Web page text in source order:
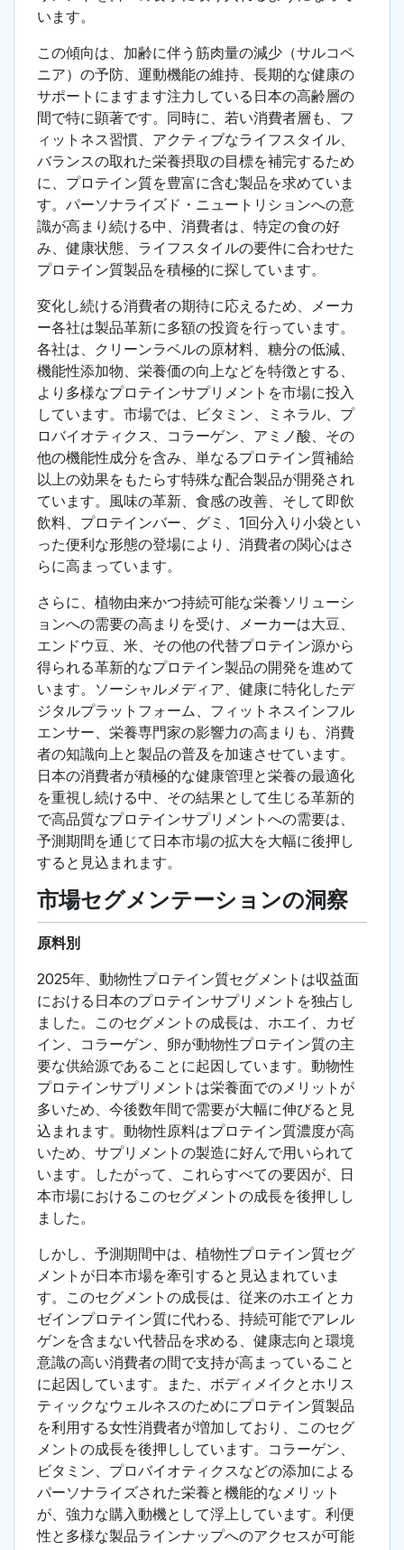
います。
この傾向は、加齢に伴う筋肉量の減少（サルコペ
ニア）の予防、運動機能の維持、長期的な健康の
サポートにますます注力している日本の高齢層の
間で特に顕著です。同時に、若い消費者層も、フ
ィットネス習慣、アクティブなライフスタイル、
バランスの取れた栄養摂取の目標を補完するため
に、プロテイン質を豊富に含む製品を求めていま
す。パーソナライズド・ニュートリションへの意
識が高まり続ける中、消費者は、特定の食の好
み、健康状態、ライフスタイルの要件に合わせた
プロテイン質製品を積極的に探しています。
変化し続ける消費者の期待に応えるため、メーカ
ー各社は製品革新に多額の投資を行っています。
各社は、クリーンラベルの原材料、糖分の低減、
機能性添加物、栄養価の向上などを特徴とする、
より多様なプロテインサプリメントを市場に投入
しています。市場では、ビタミン、ミネラル、プ
ロバイオティクス、コラーゲン、アミノ酸、その
他の機能性成分を含み、単なるプロテイン質補給
以上の効果をもたらす特殊な配合製品が開発され
ています。風味の革新、食感の改善、そして即飲
飲料、プロテインバー、グミ、1回分入り小袋とい
った便利な形態の登場により、消費者の関心はさ
らに高まっています。
さらに、植物由来かつ持続可能な栄養ソリューシ
ョンへの需要の高まりを受け、メーカーは大豆、
エンドウ豆、米、その他の代替プロテイン源から
得られる革新的なプロテイン製品の開発を進めて
います。ソーシャルメディア、健康に特化したデ
ジタルプラットフォーム、フィットネスインフル
エンサー、栄養専門家の影響力の高まりも、消費
者の知識向上と製品の普及を加速させています。
日本の消費者が積極的な健康管理と栄養の最適化
を重視し続ける中、その結果として生じる革新的
で高品質なプロテインサプリメントへの需要は、
予測期間を通じて日本市場の拡大を大幅に後押し
すると見込まれます。
市場セグメンテーションの洞察
原料別
2025年、動物性プロテイン質セグメントは収益面
における日本のプロテインサプリメントを独占し
ました。このセグメントの成長は、ホエイ、カゼ
イン、コラーゲン、卵が動物性プロテイン質の主
要な供給源であることに起因しています。動物性
プロテインサプリメントは栄養面でのメリットが
多いため、今後数年間で需要が大幅に伸びると見
込まれます。動物性原料はプロテイン質濃度が高
いため、サプリメントの製造に好んで用いられて
います。したがって、これらすべての要因が、日
本市場におけるこのセグメントの成長を後押しし
ました。
しかし、予測期間中は、植物性プロテイン質セグ
メントが日本市場を牽引すると見込まれていま
す。このセグメントの成長は、従来のホエイとカ
ゼインプロテイン質に代わる、持続可能でアレル
ゲンを含まない代替品を求める、健康志向と環境
意識の高い消費者の間で支持が高まっていること
に起因しています。また、ボディメイクとホリス
ティックなウェルネスのためにプロテイン質製品
を利用する女性消費者が増加しており、このセグ
メントの成長を後押ししています。コラーゲン、
ビタミン、プロバイオティクスなどの添加による
パーソナライズされた栄養と機能的なメリット
が、強力な購入動機として浮上しています。利便
性と多様な製品ラインナップへのアクセスが可能